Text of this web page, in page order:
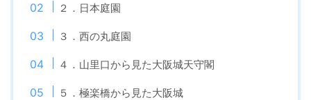
２．日本庭園
３．西の丸庭園
４．山里口から見た大阪城天守閣
５．極楽橋から見た大阪城